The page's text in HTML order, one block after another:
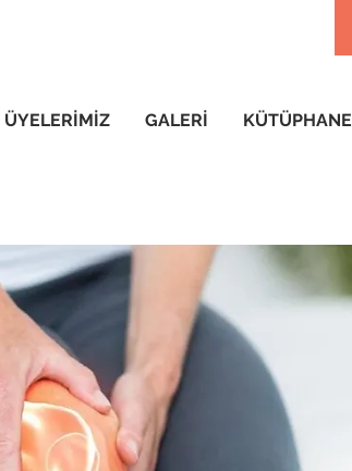
ÜYELERİMİZ GALERİ KÜTÜPHANE